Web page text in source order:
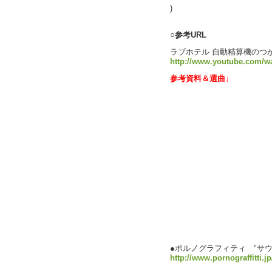
)
○参考URL
ラブホテル 自動精算機のつ
http://www.youtube.com/
参考資料＆選曲↓
●ポルノグラフィティ "サ
http://